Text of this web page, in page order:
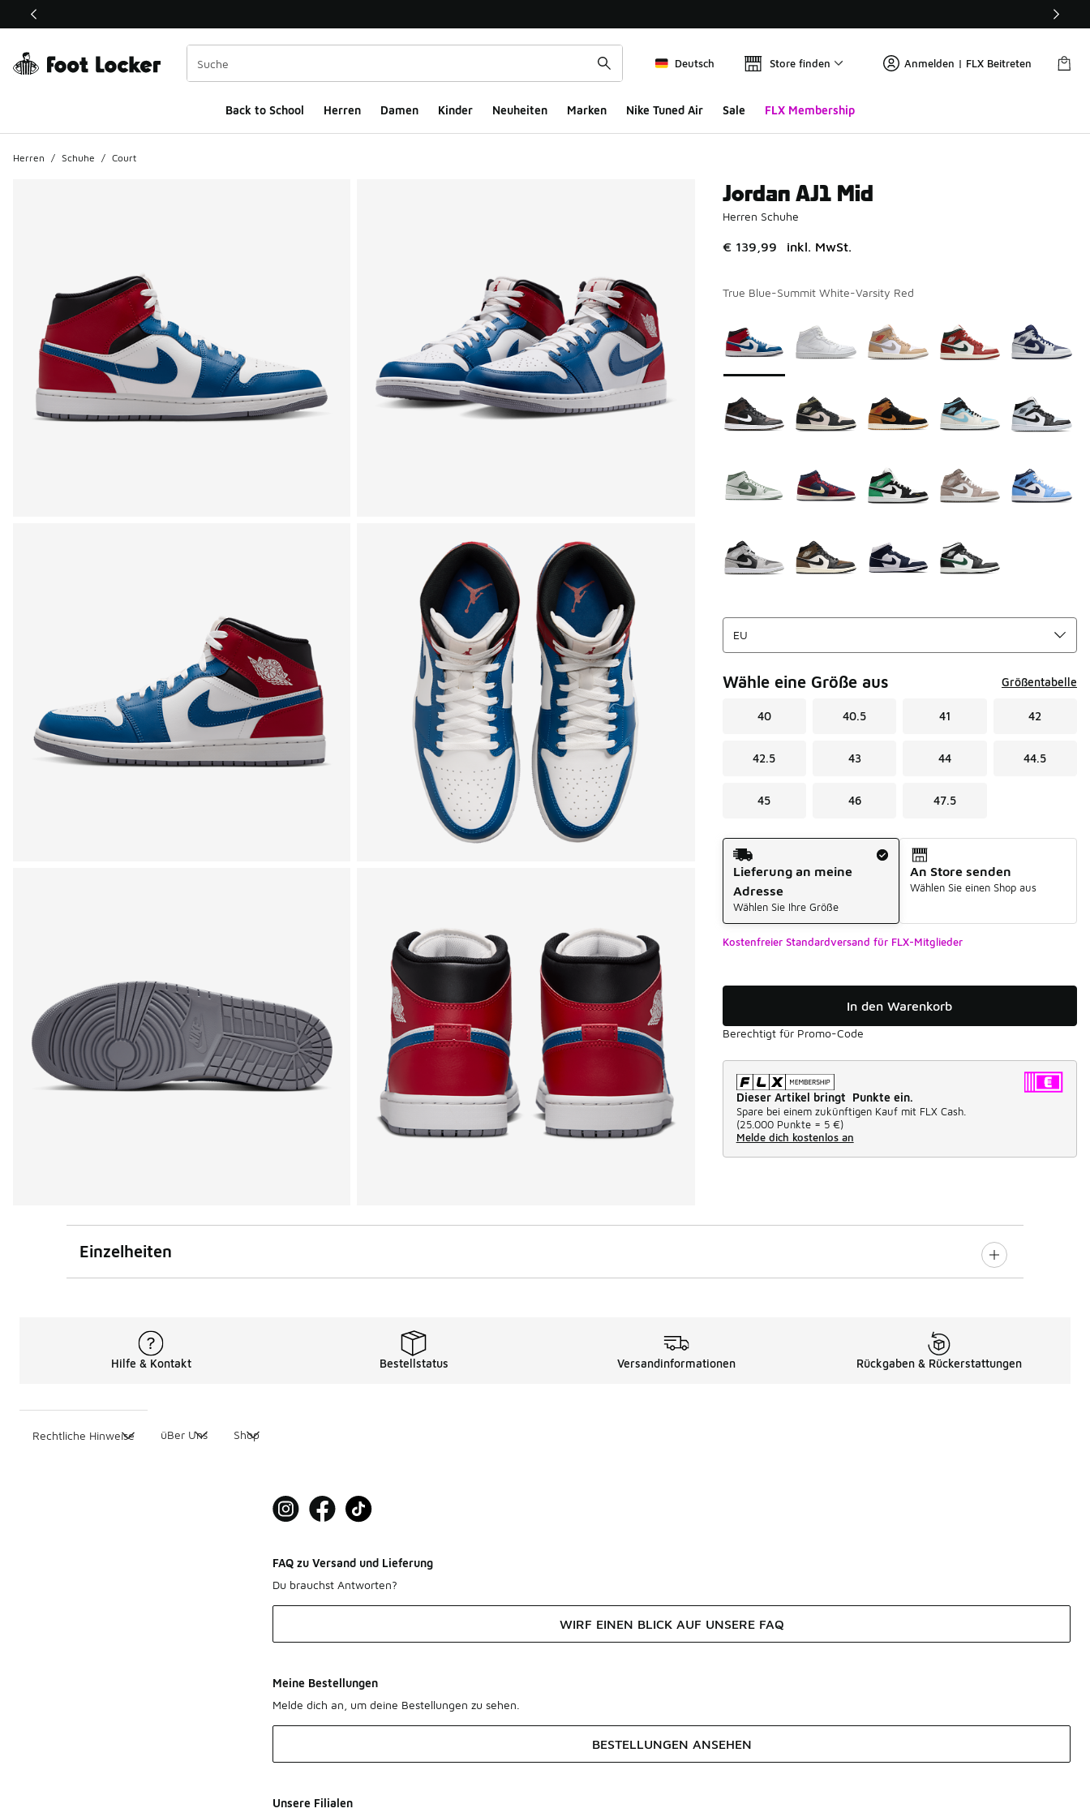
Dieser Link öffnet sich in einem neuen Fenster
Deutsch Store finden Anmelden | FLX Beitreten
Back to School Herren Damen Kinder Neuheiten Marken Nike Tuned Air Sale FLX Membership
Herren / Schuhe / Court
Jordan AJ1 Mid
Herren Schuhe
€ 139,99 inkl. MwSt.
True Blue-Summit White-Varsity Red
Wähle eine Größe aus Größentabelle
40 40.5 41 42
42.5 43 44 44.5
45 46 47.5
Versandart
Lieferung an meine
Adresse
Wählen Sie Ihre Größe
An Store senden
Wählen Sie einen Shop aus
Kostenfreier Standardversand für FLX-Mitglieder
In den Warenkorb
Berechtigt für Promo-Code
Dieser Artikel bringt Punkte ein.
Spare bei einem zukünftigen Kauf mit FLX Cash.
(25.000 Punkte = 5 €)
Melde dich kostenlos an
Einzelheiten
Hilfe & Kontakt Bestellstatus Versandinformationen Rückgaben & Rückerstattungen
Rechtliche Hinweise üBer Uns Shop
FAQ zu Versand und Lieferung
Du brauchst Antworten?
WIRF EINEN BLICK AUF UNSERE FAQ
Meine Bestellungen
Melde dich an, um deine Bestellungen zu sehen.
BESTELLUNGEN ANSEHEN
Unsere Filialen